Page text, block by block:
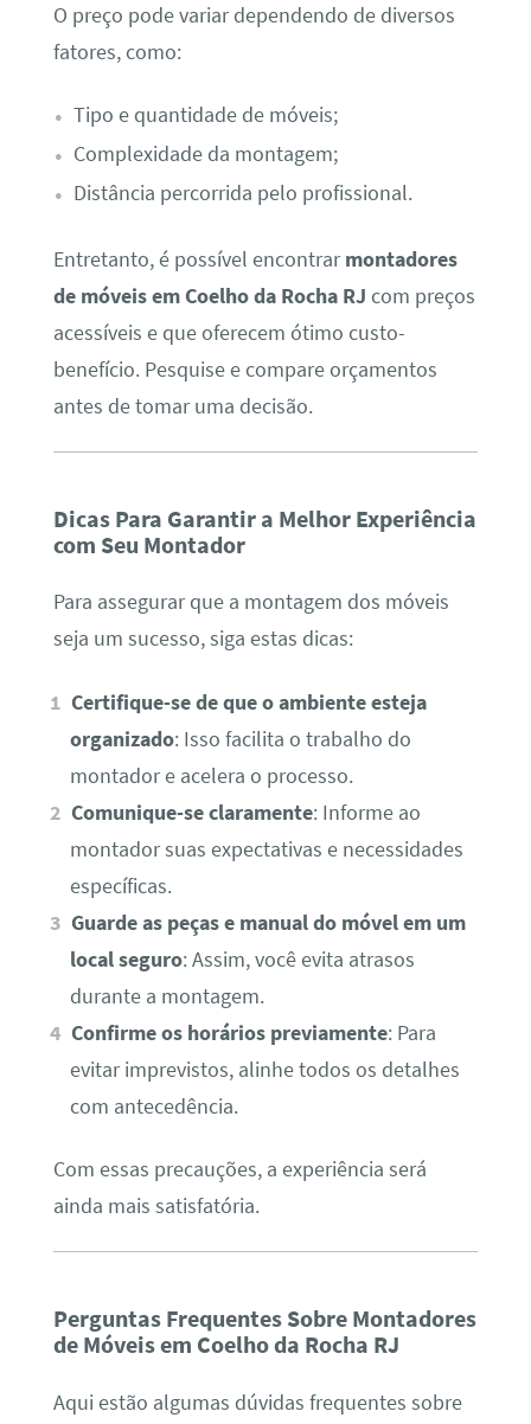
O preço pode variar dependendo de diversos
fatores, como:
Tipo e quantidade de móveis;
Complexidade da montagem;
Distância percorrida pelo profissional.
Entretanto, é possível encontrarmontadores
de móveis em Coelho da Rocha RJ com preços
acessíveis e que oferecem ótimo custo-
benefício. Pesquise e compare orçamentos
antes de tomar uma decisão.
Dicas Para Garantir a Melhor Experiência
com Seu Montador
Para assegurar que a montagem dos móveis
seja um sucesso, siga estas dicas:
Certifique-se de que o ambiente esteja
organizado: Isso facilita o trabalho do
montador e acelera o processo.
Comunique-se claramente: Informe ao
montador suas expectativas e necessidades
específicas.
Guarde as peças e manual do móvel em um
local seguro: Assim, você evita atrasos
durante a montagem.
Confirme os horários previamente: Para
evitar imprevistos, alinhe todos os detalhes
com antecedência.
Com essas precauções, a experiência será
ainda mais satisfatória.
Perguntas Frequentes Sobre Montadores
de Móveis em Coelho da Rocha RJ
Aqui estão algumas dúvidas frequentes sobre